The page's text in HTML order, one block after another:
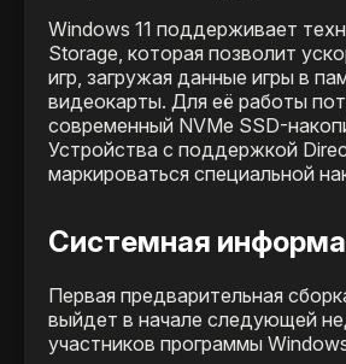
Windows 11 поддерживает
Storage, которая позволит
игр, загружая данные игры в
видеокарты. Для её работы
современный NVMe SSD-
Устройства с поддержкой
маркироваться специальной
Системная
Первая предварительная
выйдет в начале следующей
участников программы